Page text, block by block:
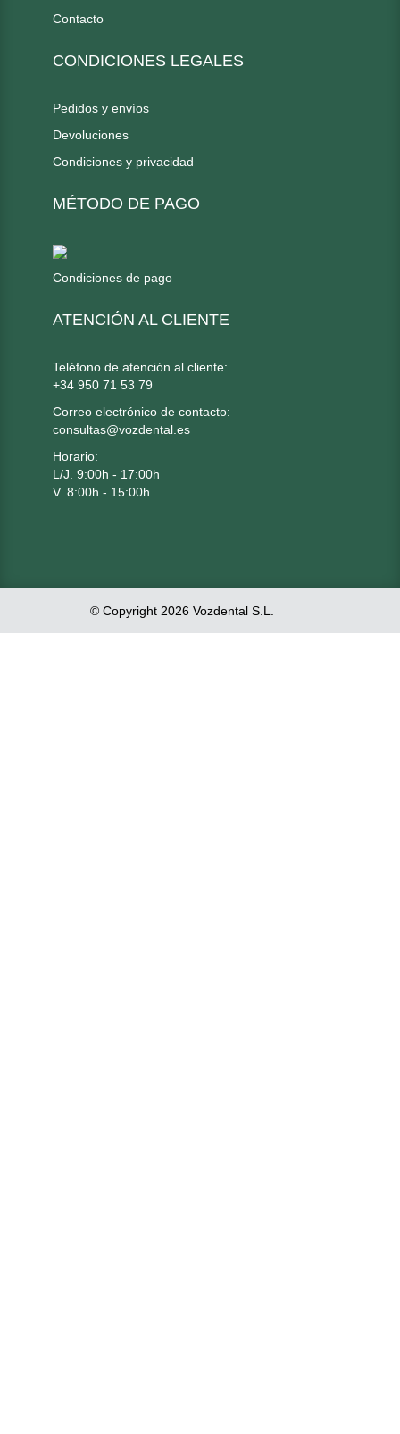
Contacto
CONDICIONES LEGALES
Pedidos y envíos
Devoluciones
Condiciones y privacidad
MÉTODO DE PAGO
Condiciones de pago
ATENCIÓN AL CLIENTE
Teléfono de atención al cliente:
+34 950 71 53 79
Correo electrónico de contacto:
consultas@vozdental.es
Horario:
L/J. 9:00h - 17:00h
V. 8:00h - 15:00h
© Copyright 2026 Vozdental S.L.